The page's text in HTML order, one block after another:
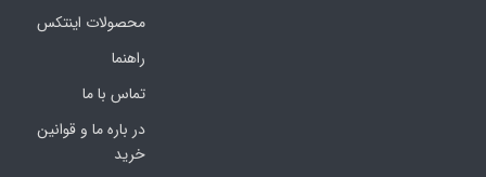
محصولات اینتکس
راهنما
تماس با ما
در باره ما و قوانین
خرید